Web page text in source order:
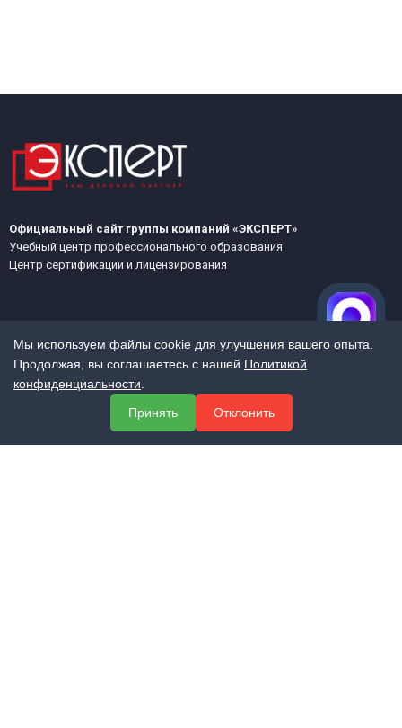
Официальный сайт группы компаний «ЭКСПЕРТ»
Учебный центр профессионального образования
Центр сертификации и лицензирования
МЕНЮ
Мы используем файлы cookie для улучшения вашего опыта.
Продолжая, вы соглашаетесь с нашей Политикой
конфиденциальности
Принять
Отклонить